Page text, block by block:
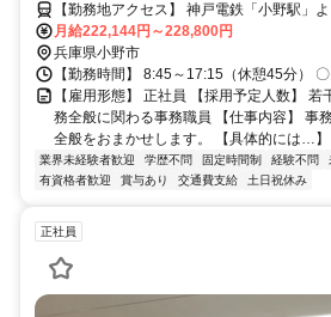
【勤務地アクセス】 神戸電鉄「小野駅」
月給222,144円～228,800円
兵庫県小野市
【勤務時間】 8:45～17:15（休憩45分）
【雇用形態】 正社員 【採用予定人数】
務全般に関わる事務職員 【仕事内容】 事
全般をおまかせします。 【具体的には…
業界未経験者歓迎 学歴不問 固定時間制 経験不問
有資格者歓迎
賞与あり 交通費支給 土日祝休み
正社員